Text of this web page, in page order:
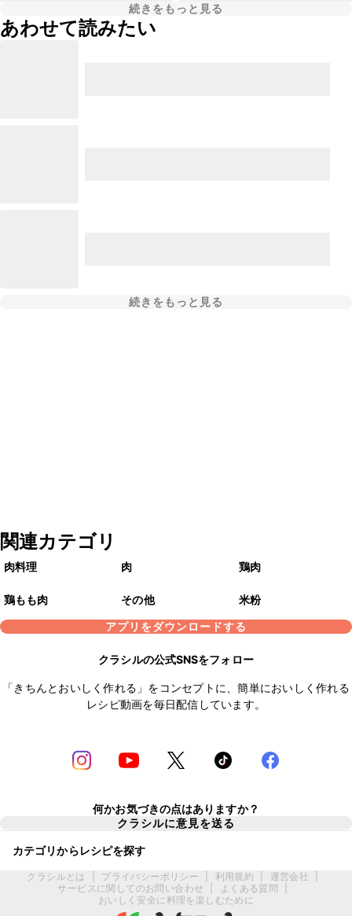
続きをもっと見る
あわせて読みたい
続きをもっと見る
関連カテゴリ
肉料理 肉 鶏肉
鶏もも肉 その他
米粉
アプリをダウンロードする
クラシルの公式SNSをフォロー
「きちんとおいしく作れる」をコンセプトに、簡単においしく作れる
レシピ動画を毎日配信しています。
何かお気づきの点はありますか？
クラシルに意見を送る
カテゴリからレシピを探す
クラシルとは プライバシーポリシー 利用規約 運営会社
サービスに関してのお問い合わせ
よくある質問
おいしく安全に料理を楽しむために